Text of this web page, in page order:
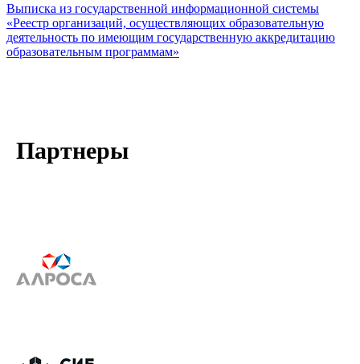
Выписка из государственной информационной системы
«Реестр организаций, осуществляющих образовательную
деятельность по имеющим государственную аккредитацию
образовательным программам»
Партнеры